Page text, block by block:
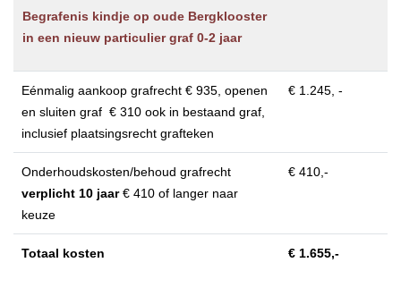
Begrafenis kindje op oude Bergklooster
in een nieuw particulier graf 0-2 jaar
Eénmalig aankoop grafrecht € 935, openen
en sluiten graf € 310 ook in bestaand graf,
inclusief plaatsingsrecht grafteken
€ 1.245, -
Onderhoudskosten/behoud grafrecht
verplicht 10 jaar€ 410 of langer naar
keuze
€ 410,-
Totaal kosten € 1.655,-